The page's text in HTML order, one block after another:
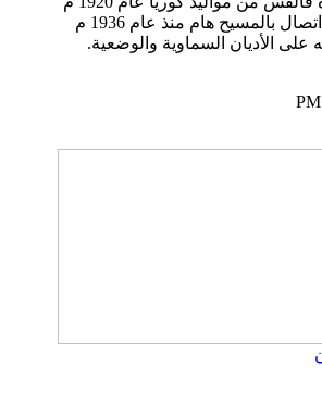
وادعى أنه على اتصال بالمسيح هام منذ عام 1936 م
على الأديان السماوية والوضعية.